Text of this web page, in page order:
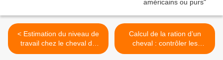
< Estimation du niveau de
travail chez le cheval de
loisir
Calcul de la ration d’un
cheval : contrôler les
résultats >